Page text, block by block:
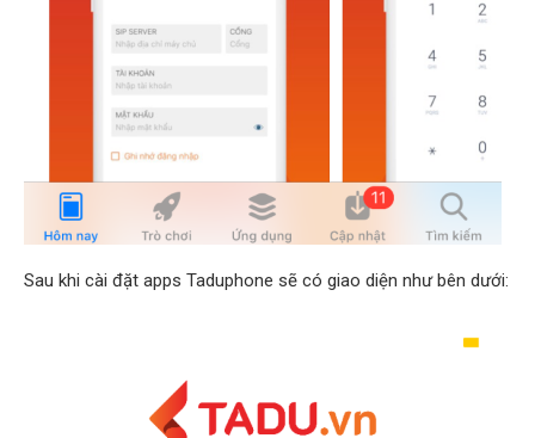
Sau khi cài đặt apps Taduphone sẽ có giao diện như bên dưới: